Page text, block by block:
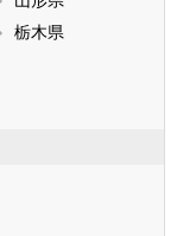
栃木県